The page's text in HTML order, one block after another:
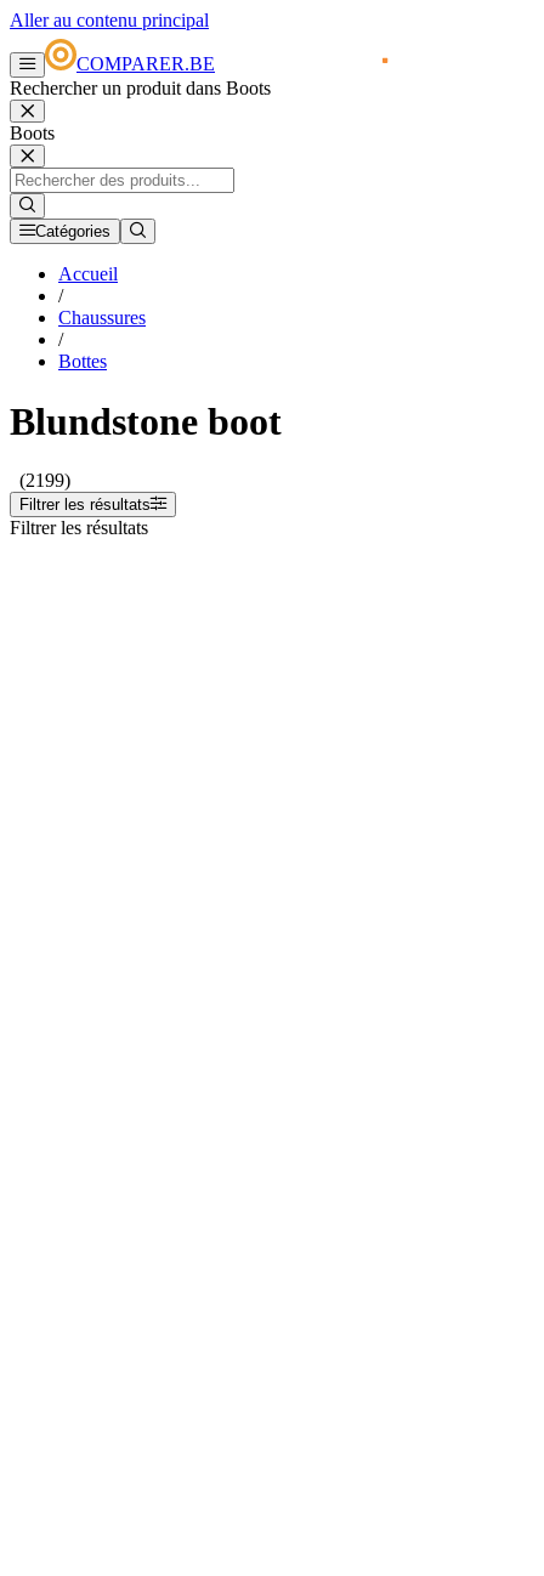
Aller au contenu principal
COMPARER.BE
Rechercher un produit dans Boots
Boots
Catégories
Accueil
/
Chaussures
/
Bottes
Blundstone boot
(2199)
Filtrer les résultats
Filtrer les résultats